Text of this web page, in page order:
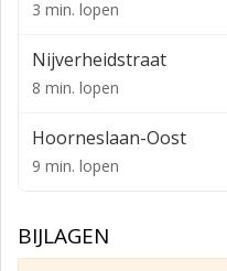
Het geheel is per eigen
Bushalte in de nabije
en heeft in totaal een
3 min. lopen
Nijverheidstraat
8 min. lopen
Hoorneslaan-Oost
9 min. lopen
BIJLAGEN